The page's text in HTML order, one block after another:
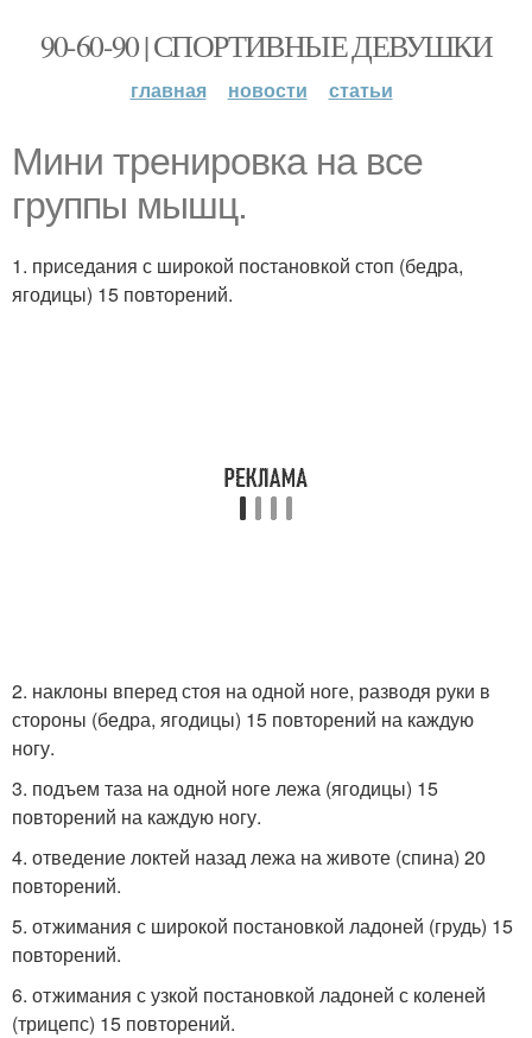
90-60-90 | СПОРТИВНЫЕ ДЕВУШКИ
главная новости статьи
Мини тренировка на все
группы мышц.
1. приседания с широкой постановкой стоп (бедра,
ягодицы) 15 повторений.
2. наклоны вперед стоя на одной ноге, разводя руки в
стороны (бедра, ягодицы) 15 повторений на каждую
ногу.
3. подъем таза на одной ноге лежа (ягодицы) 15
повторений на каждую ногу.
4. отведение локтей назад лежа на животе (спина) 20
повторений.
5. отжимания с широкой постановкой ладоней (грудь) 15
повторений.
6. отжимания с узкой постановкой ладоней с коленей
(трицепс) 15 повторений.